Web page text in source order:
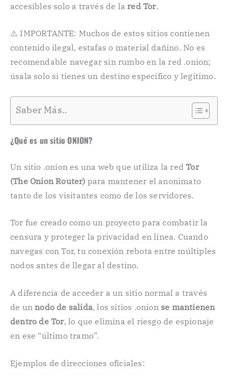
accesibles solo a través de lared Tor.
⚠️ IMPORTANTE: Muchos de estos sitios contienen
contenido ilegal, estafas o material dañino. No es
recomendable navegar sin rumbo en la red .onion;
úsala solo si tienes un destino específico y legítimo.
Saber Más..
¿Qué es un sitio ONION?
Un sitio .onion es una web que utiliza la redTor
(The Onion Router) para mantener el anonimato
tanto de los visitantes como de los servidores.
Tor fue creado como un proyecto para combatir la
censura y proteger la privacidad en línea. Cuando
navegas con Tor, tu conexión rebota entre múltiples
nodos antes de llegar al destino.
A diferencia de acceder a un sitio normal a través
de unnodo de salida, los sitios .onion se mantienen
dentro de Tor, lo que elimina el riesgo de espionaje
en ese “último tramo”.
Ejemplos de direcciones oficiales: